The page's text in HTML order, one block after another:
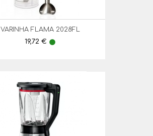
VARINHA FLAMA 2028FL
Preço
19,72 € lens